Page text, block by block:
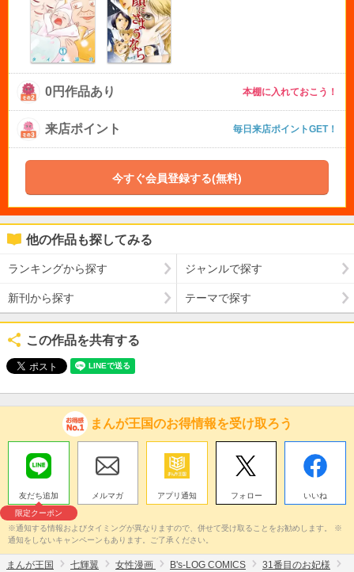
0円作品あり 本棚に入れておこう！
来店ポイント 毎日来店ポイントGET！
今すぐ会員登録する(無料)
他の作品も探してみる
ランキングから探す ジャンルで探す
新刊から探す テーマで探す
この作品を共有する
まんが王国のお得情報を受け取ろう
友だち追加
限定クーポン
メルマガ アプリ通知 フォロー いいね
※通知する情報およびタイミングが異なりますので、併せて受け取ることをお勧めします。 ※
通知をしないキャンペーンもあります。ご了承ください。
まんが王国 七輝翼 女性漫画 B's-LOG COMICS 31番目のお妃様